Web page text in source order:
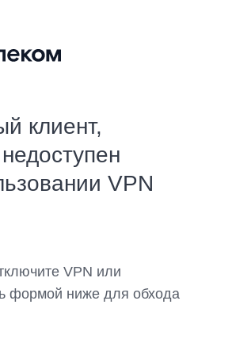
клиент,
VPN
VPN или
формой ниже для обхода